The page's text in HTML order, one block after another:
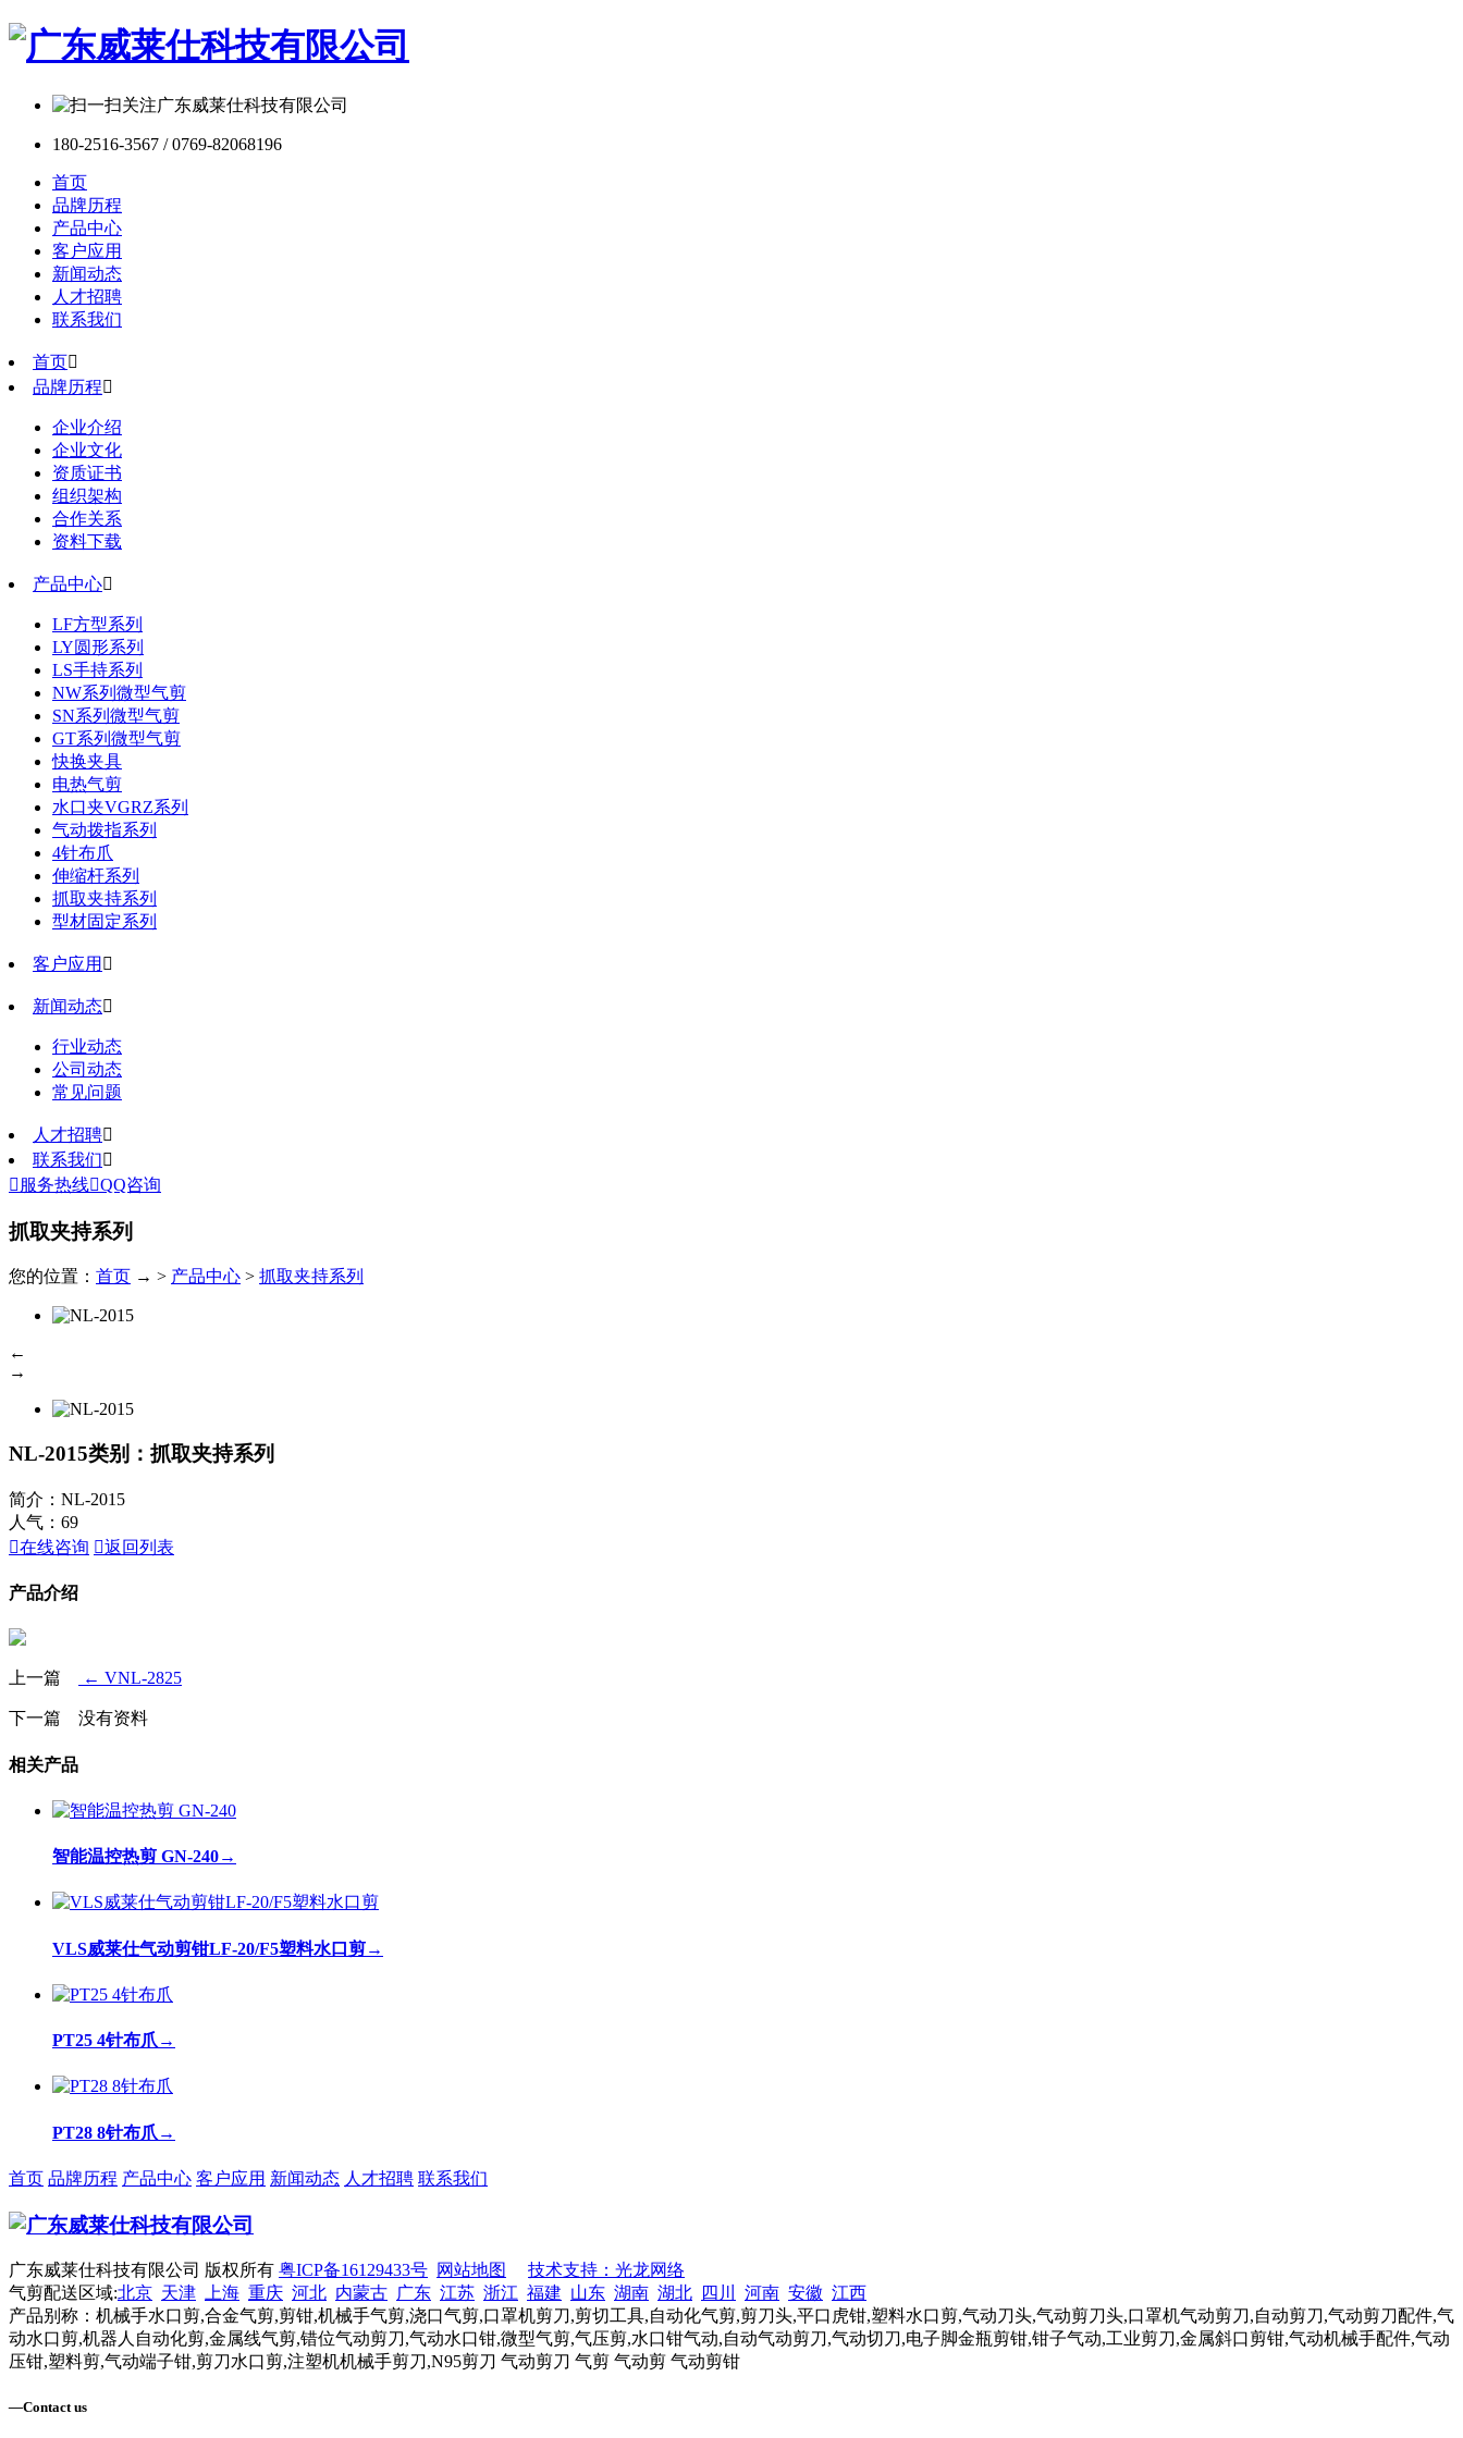
180-2516-3567 / 0769-82068196
首页
品牌历程
产品中心
客户应用
新闻动态
人才招聘
联系我们
首页
品牌历程
企业介绍
企业文化
资质证书
组织架构
合作关系
资料下载
产品中心
LF方型系列
LY圆形系列
LS手持系列
NW系列微型气剪
SN系列微型气剪
GT系列微型气剪
快换夹具
电热气剪
水口夹VGRZ系列
气动拨指系列
4针布爪
伸缩杆系列
抓取夹持系列
型材固定系列
客户应用 
新闻动态
行业动态
公司动态
常见问题
人才招聘
联系我们
 服务热线QQ咨询
抓取夹持系列
您的位置： 首页 → > 产品中心 > 抓取夹持系列
←
→
NL-2015类别：抓取夹持系列
简介：NL-2015
人气： 69
在线咨询 返回列表
产品介绍
上一篇 ← VNL-2825
下一篇 没有资料
相关产品
智能温控热剪 GN-240→
VLS威莱仕气动剪钳LF-20/F5塑料水口剪→
PT25 4针布爪 →
PT28 8针布爪 →
首页 品牌历程 产品中心 客户应用 新闻动态 人才招聘 联系我们
广东威莱仕科技有限公司 版权所有 粤ICP备16129433号 网站地图
技术支持：光龙网络
气剪配送区域:北京 天津 上海 重庆 河北 内蒙古 广东 江苏 浙江 福建 山东 湖南 湖北 四川 河南 安徽 江西
产品别称：机械手水口剪,合金气剪,剪钳,机械手气剪,浇口气剪,口罩机剪刀,剪切工具,自动化气剪,剪刀头,平口虎钳,塑料水口剪,气动刀头,气动剪刀头,口罩机气动剪刀,自动剪刀,气动剪刀配件,气
动水口剪,机器人自动化剪,金属线气剪,错位气动剪刀,气动水口钳,微型气剪,气压剪,水口钳气动,自动气动剪刀,气动切刀,电子脚金瓶剪钳,钳子气动,工业剪刀,金属斜口剪钳,气动机械手配件,气动
压钳,塑料剪,气动端子钳,剪刀水口剪,注塑机机械手剪刀,N95剪刀 气动剪刀 气剪 气动剪 气动剪钳
—Contact us